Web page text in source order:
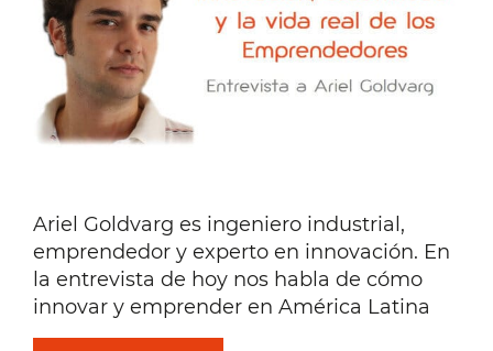
Ariel Goldvarg es ingeniero industrial,
emprendedor y experto en innovación. En
la entrevista de hoy nos habla de cómo
innovar y emprender en América Latina